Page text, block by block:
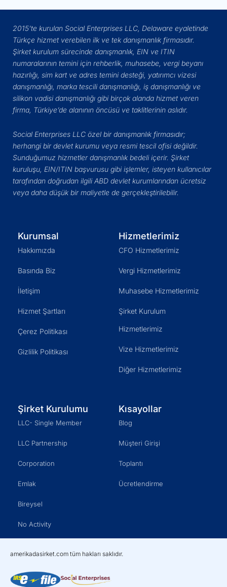
2015’te kurulan Social Enterprises LLC, Delaware eyaletinde
Türkçe hizmet verebilen ilk ve tek danışmanlık firmasıdır.
Şirket kurulum sürecinde danışmanlık, EIN ve ITIN
numaralarının temini için rehberlik, muhasebe, vergi beyanı
hazırlığı, sim kart ve adres temini desteği, yatırımcı vizesi
danışmanlığı, marka tescili danışmanlığı, iş danışmanlığı ve
silikon vadisi danışmanlığı gibi birçok alanda hizmet veren
firma, Türkiye’de alanının öncüsü ve taklitlerinin aslıdır.
Social Enterprises LLC özel bir danışmanlık firmasıdır;
herhangi bir devlet kurumu veya resmi tescil ofisi değildir.
Sunduğumuz hizmetler danışmanlık bedeli içerir. Şirket
kuruluşu, EIN/ITIN başvurusu gibi işlemler, isteyen kullanıcılar
tarafından doğrudan ilgili ABD devlet kurumlarından ücretsiz
veya daha düşük bir maliyetle de gerçekleştirilebilir.
Kurumsal
Hakkımızda
Basında Biz
İletişim
Hizmet Şartları
Çerez Politikası
Gizlilik Politikası
Hizmetlerimiz
CFO Hizmetlerimiz
Vergi Hizmetlerimiz
Muhasebe Hizmetlerimiz
Şirket Kurulum
Hizmetlerimiz
Vize Hizmetlerimiz
Diğer Hizmetlerimiz
Şirket Kurulumu
LLC- Single Member
LLC Partnership
Corporation
Emlak
Bireysel
No Activity
Kısayollar
Blog
Müşteri Girişi
Toplantı
Ücretlendirme
amerikadasirket.com tüm hakları saklıdır.